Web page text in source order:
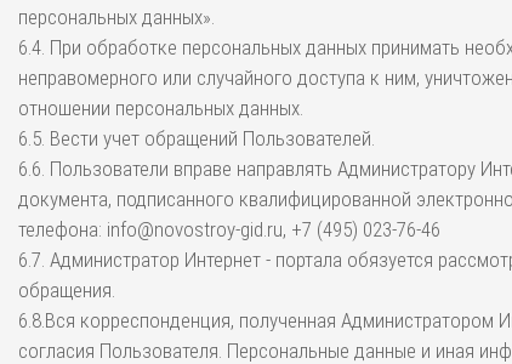
персональных данных».
6.4. При обработке персональных данных принимать
неправомерного или случайного доступа к ним,
отношении персональных данных.
6.5. Вести учет обращений Пользователей.
6.6. Пользователи вправе направлять Администратору
документа, подписанного квалифицированной
телефона: info@novostroy-gid.ru, +7 (495) 023-76-46
6.7. Администратор Интернет - портала обязуется
обращения.
6.8.Вся корреспонденция, полученная Администратором
согласия Пользователя. Персональные данные и иная